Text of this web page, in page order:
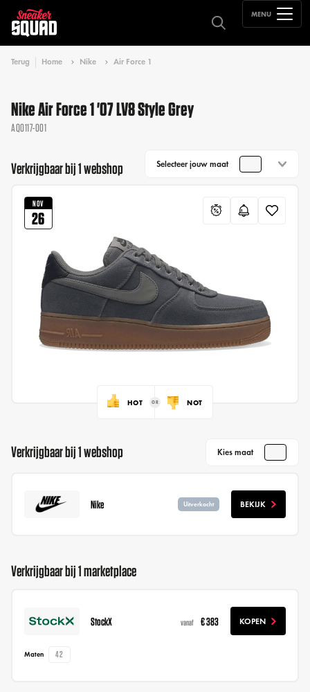
MENU
Terug Home Nike Air Force 1
Nike Air Force 1 '07 LV8 Style Grey
AQ0117-001
Verkrijgbaar bij 1 webshop Selecteer jouw maat
NOV
26
HOT NOT
Verkrijgbaar bij 1 webshop Kies maat
Nike Uitverkocht BEKIJK
Verkrijgbaar bij 1 marketplace
StockX vanaf € 383 KOPEN
Maten 42